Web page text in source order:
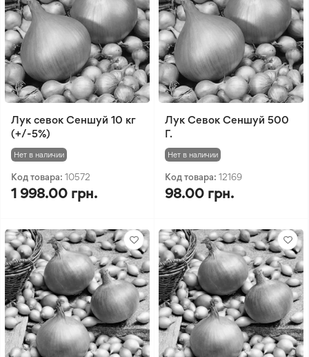
Лук севок Сеншуй 10 кг
(+/-5%)
Нет в наличии
Код товара: 10572
1 998.00 грн.
Лук Севок Сеншуй 500
Г.
Нет в наличии
Код товара: 12169
98.00 грн.